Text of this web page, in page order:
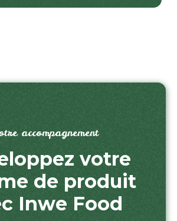
accompagnement
votre
de produit
Inwe Food